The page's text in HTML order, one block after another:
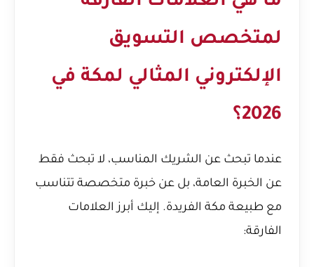
لمتخصص التسويق
الإلكتروني المثالي لمكة في
2026؟
عندما تبحث عن الشريك المناسب، لا تبحث فقط
عن الخبرة العامة، بل عن خبرة متخصصة تتناسب
مع طبيعة مكة الفريدة. إليك أبرز العلامات
الفارقة: